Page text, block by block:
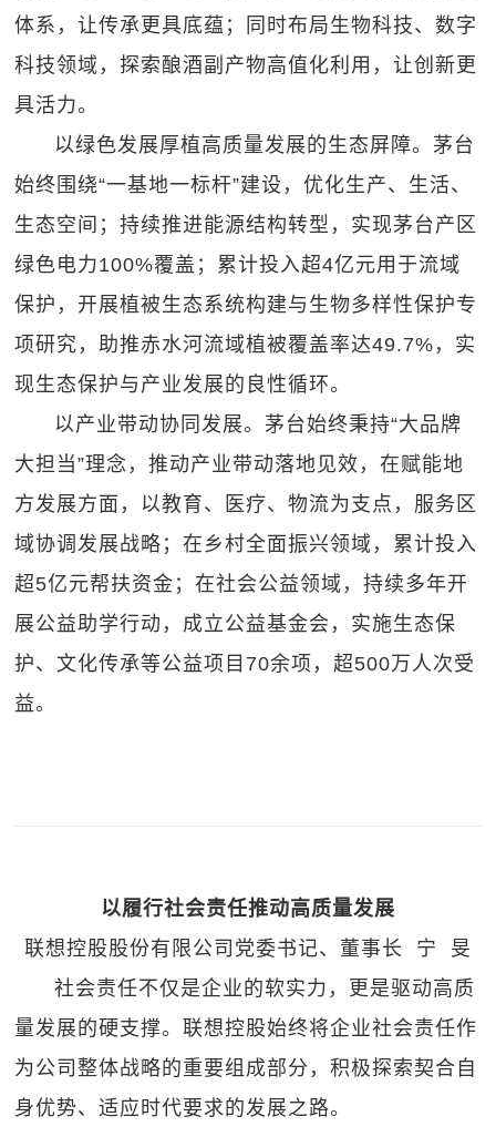
体系，让传承更具底蕴；同时布局生物科技、数字
科技领域，探索酿酒副产物高值化利用，让创新更
具活力。
以绿色发展厚植高质量发展的生态屏障。茅台
始终围绕“一基地一标杆”建设，优化生产、生活、
生态空间；持续推进能源结构转型，实现茅台产区
绿色电力100%覆盖；累计投入超4亿元用于流域
保护，开展植被生态系统构建与生物多样性保护专
项研究，助推赤水河流域植被覆盖率达49.7%，实
现生态保护与产业发展的良性循环。
以产业带动协同发展。茅台始终秉持“大品牌
大担当”理念，推动产业带动落地见效，在赋能地
方发展方面，以教育、医疗、物流为支点，服务区
域协调发展战略；在乡村全面振兴领域，累计投入
超5亿元帮扶资金；在社会公益领域，持续多年开
展公益助学行动，成立公益基金会，实施生态保
护、文化传承等公益项目70余项，超500万人次受
益。
以履行社会责任推动高质量发展
联想控股股份有限公司党委书记、董事长 宁 旻
社会责任不仅是企业的软实力，更是驱动高质
量发展的硬支撑。联想控股始终将企业社会责任作
为公司整体战略的重要组成部分，积极探索契合自
身优势、适应时代要求的发展之路。